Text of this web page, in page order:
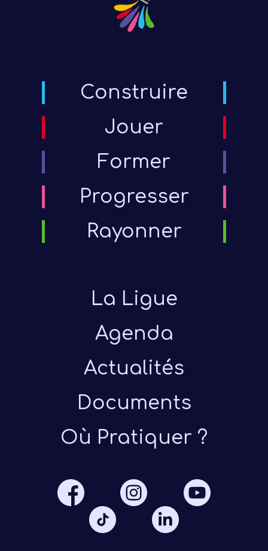
Construire
Jouer
Former
Progresser
Rayonner
La Ligue
Agenda
Actualités
Documents
Où Pratiquer ?